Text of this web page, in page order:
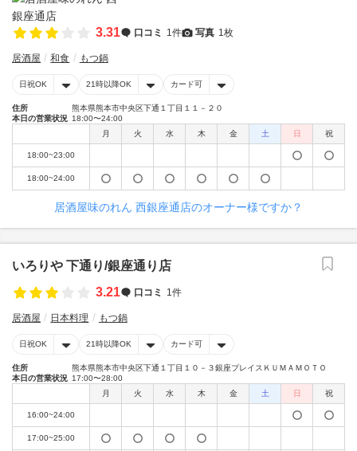
3.31 口コミ 1件 写真 1枚
居酒屋 和食 もつ鍋
日祝OK 21時以降OK カード可
住所
熊本県熊本市中央区下通１丁目１１－２０
本日の営業状況 18:00〜24:00
月
火 水 木 金 土 日 祝
18:00~23:00
18:00~24:00
居酒屋味のれん 西銀座通店のオーナー様ですか？
いろりや 下通り/銀座通り店
3.21
口コミ 1件
居酒屋 日本料理 もつ鍋
日祝OK 21時以降OK カード可
住所
熊本県熊本市中央区下通１丁目１０－３銀座プレイスＫＵＭＡＭＯＴＯ
本日の営業状況 17:00〜28:00
月
火 水 木 金 土 日 祝
16:00~24:00
17:00~25:00